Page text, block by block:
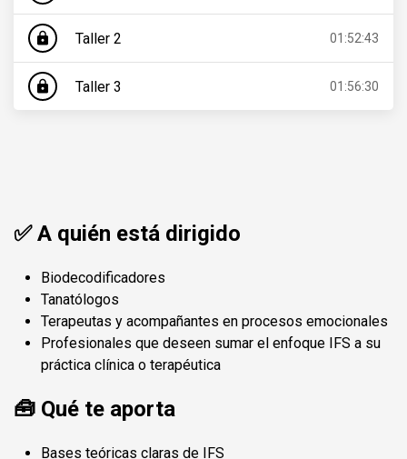
lock Taller 2 01:52:43
lock Taller 3 01:56:30
✅ A quién está dirigido
Biodecodificadores
Tanatólogos
Terapeutas y acompañantes en procesos emocionales
Profesionales que deseen sumar el enfoque IFS a su
práctica clínica o terapéutica
🧰 Qué te aporta
Bases teóricas claras de IFS